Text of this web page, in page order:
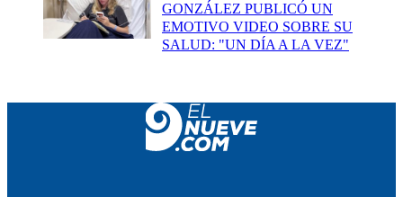
GONZÁLEZ PUBLICÓ UN
EMOTIVO VIDEO SOBRE SU
SALUD: "UN DÍA A LA VEZ"